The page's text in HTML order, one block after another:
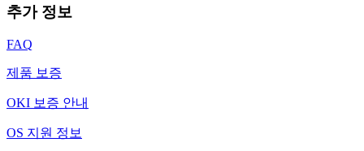
추가 정보
FAQ
제품 보증
OKI 보증 안내
OS 지원 정보